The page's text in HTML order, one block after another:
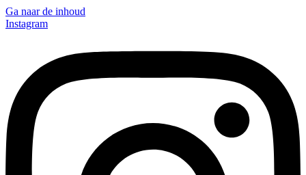
Ga naar de inhoud
Instagram